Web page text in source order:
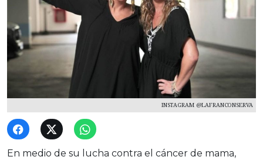
INSTAGRAM @LAFRANCONSERVA
En medio de su lucha contra el cáncer de mama,